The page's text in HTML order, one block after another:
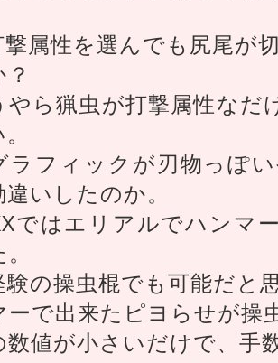
属性を選んでも尻尾が
やら猟虫が打撃属性なだ
ラフィックが刃物っぽ
いしたのか。
ではエリアルでハンマ
験の操虫棍でも可能だと
ーで出来たピヨらせが操
値が小さいだけで、手